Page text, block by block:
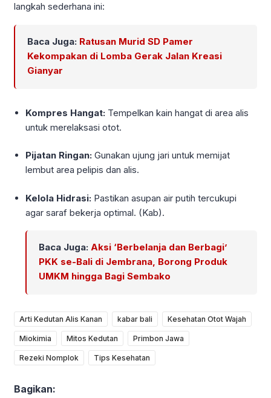
langkah sederhana ini:
Baca Juga: Ratusan Murid SD Pamer
Kekompakan di Lomba Gerak Jalan Kreasi
Gianyar
Kompres Hangat: Tempelkan kain hangat di area alis
untuk merelaksasi otot.
Pijatan Ringan: Gunakan ujung jari untuk memijat
lembut area pelipis dan alis.
Kelola Hidrasi: Pastikan asupan air putih tercukupi
agar saraf bekerja optimal. (Kab).
Baca Juga:Aksi ‘Berbelanja dan Berbagi’
PKK se-Bali di Jembrana, Borong Produk
UMKM hingga Bagi Sembako
Arti Kedutan Alis Kanan kabar bali Kesehatan Otot Wajah
Miokimia Mitos Kedutan Primbon Jawa
Rezeki Nomplok Tips Kesehatan
Bagikan: